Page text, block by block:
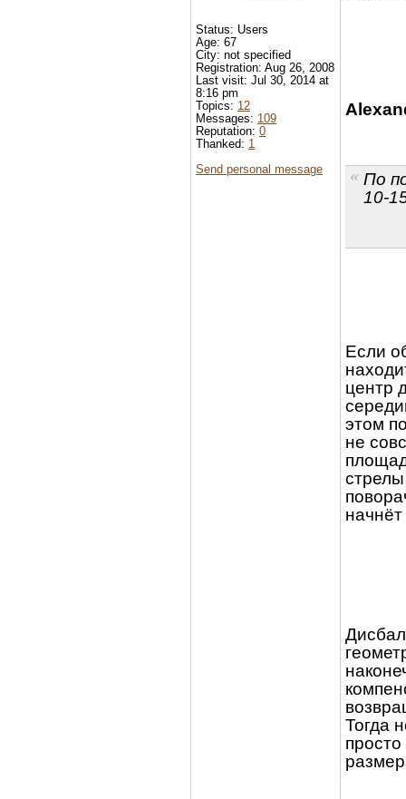
По
10-
Если
центр
этом
не
Тогда
Status: Users
Age: 67
City: not specified
Registration: Aug 26, 2008
Last visit: Jul 30, 2014 at
8:16 pm
Topics: 12
Messages: 109
Reputation: 0
Thanked: 1
Send personal message